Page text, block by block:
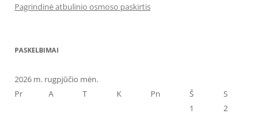
Pagrindinė atbulinio osmoso paskirtis
PASKELBIMAI
2026 m. rugpjūčio mėn.
Pr
A T K Pn Š
S
1
2